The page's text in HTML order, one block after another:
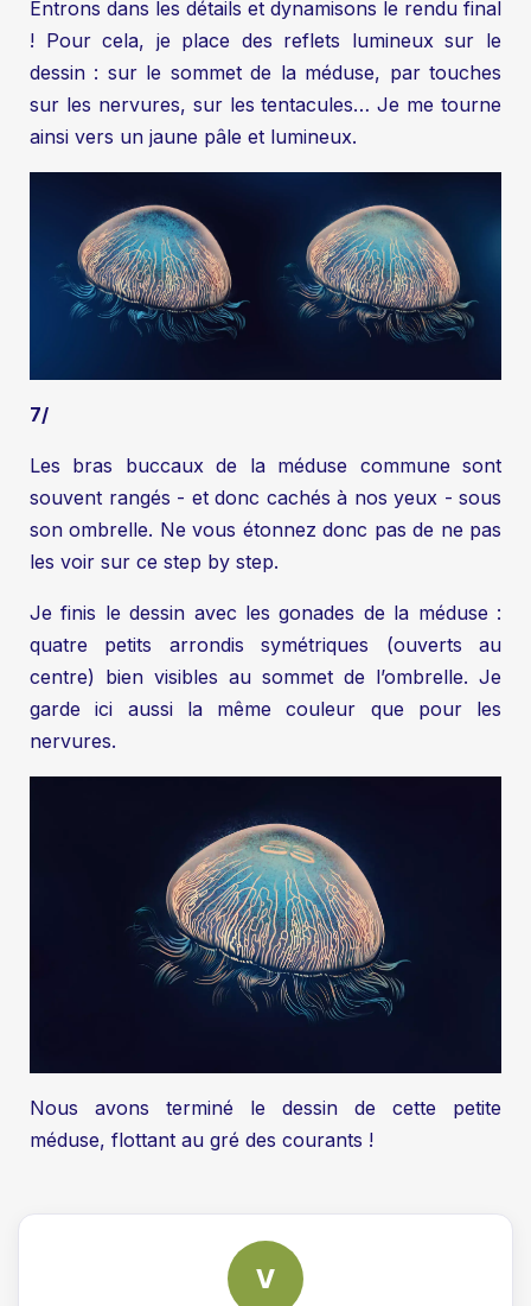
Entrons dans les détails et dynamisons le rendu final
! Pour cela, je place des reflets lumineux sur le
dessin : sur le sommet de la méduse, par touches
sur les nervures, sur les tentacules… Je me tourne
ainsi vers un jaune pâle et lumineux.
7/
Les bras buccaux de la méduse commune sont
souvent rangés - et donc cachés à nos yeux - sous
son ombrelle. Ne vous étonnez donc pas de ne pas
les voir sur ce step by step.
Je finis le dessin avec les gonades de la méduse :
quatre petits arrondis symétriques (ouverts au
centre) bien visibles au sommet de l’ombrelle. Je
garde ici aussi la même couleur que pour les
nervures.
Nous avons terminé le dessin de cette petite
méduse, flottant au gré des courants !
V